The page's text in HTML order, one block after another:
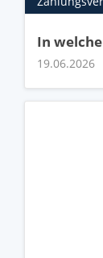
In
19.06.2026